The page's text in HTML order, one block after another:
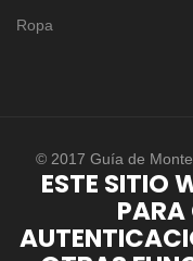
Ropa
© 2017 Guía de
ESTE SITIO
PARA